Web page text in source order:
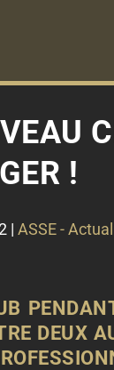
!
| ASSE -
DEUX